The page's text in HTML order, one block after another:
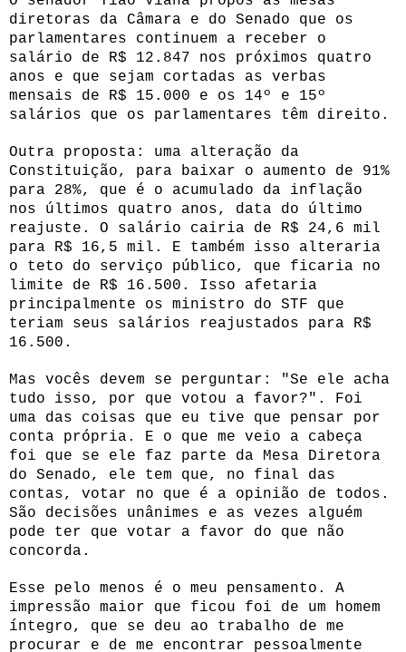
diretoras da Câmara e do Senado que os
parlamentares continuem a receber o
salário de R$ 12.847 nos próximos quatro
anos e que sejam cortadas as verbas
mensais de R$ 15.000 e os 14º e 15º
salários que os parlamentares têm direito.
Outra proposta: uma alteração da
Constituição, para baixar o aumento de 91%
para 28%, que é o acumulado da inflação
nos últimos quatro anos, data do último
reajuste. O salário cairia de R$ 24,6 mil
para R$ 16,5 mil. E também isso alteraria
o teto do serviço público, que ficaria no
limite de R$ 16.500. Isso afetaria
principalmente os ministro do STF que
teriam seus salários reajustados para R$
16.500.
Mas vocês devem se perguntar: "Se ele acha
tudo isso, por que votou a favor?". Foi
uma das coisas que eu tive que pensar por
conta própria. E o que me veio a cabeça
foi que se ele faz parte da Mesa Diretora
do Senado, ele tem que, no final das
contas, votar no que é a opinião de todos.
São decisões unânimes e as vezes alguém
pode ter que votar a favor do que não
concorda.
Esse pelo menos é o meu pensamento. A
impressão maior que ficou foi de um homem
íntegro, que se deu ao trabalho de me
procurar e de me encontrar pessoalmente